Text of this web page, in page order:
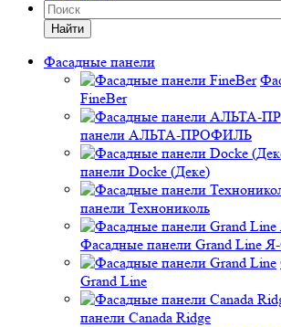
Найти
Фасадные панели
FineBer
панели АЛЬТА-ПРОФИЛЬ
панели Docke (Деке)
панели Технониколь
Фасадные панели Grand Line
Grand Line
панели Canada Ridge